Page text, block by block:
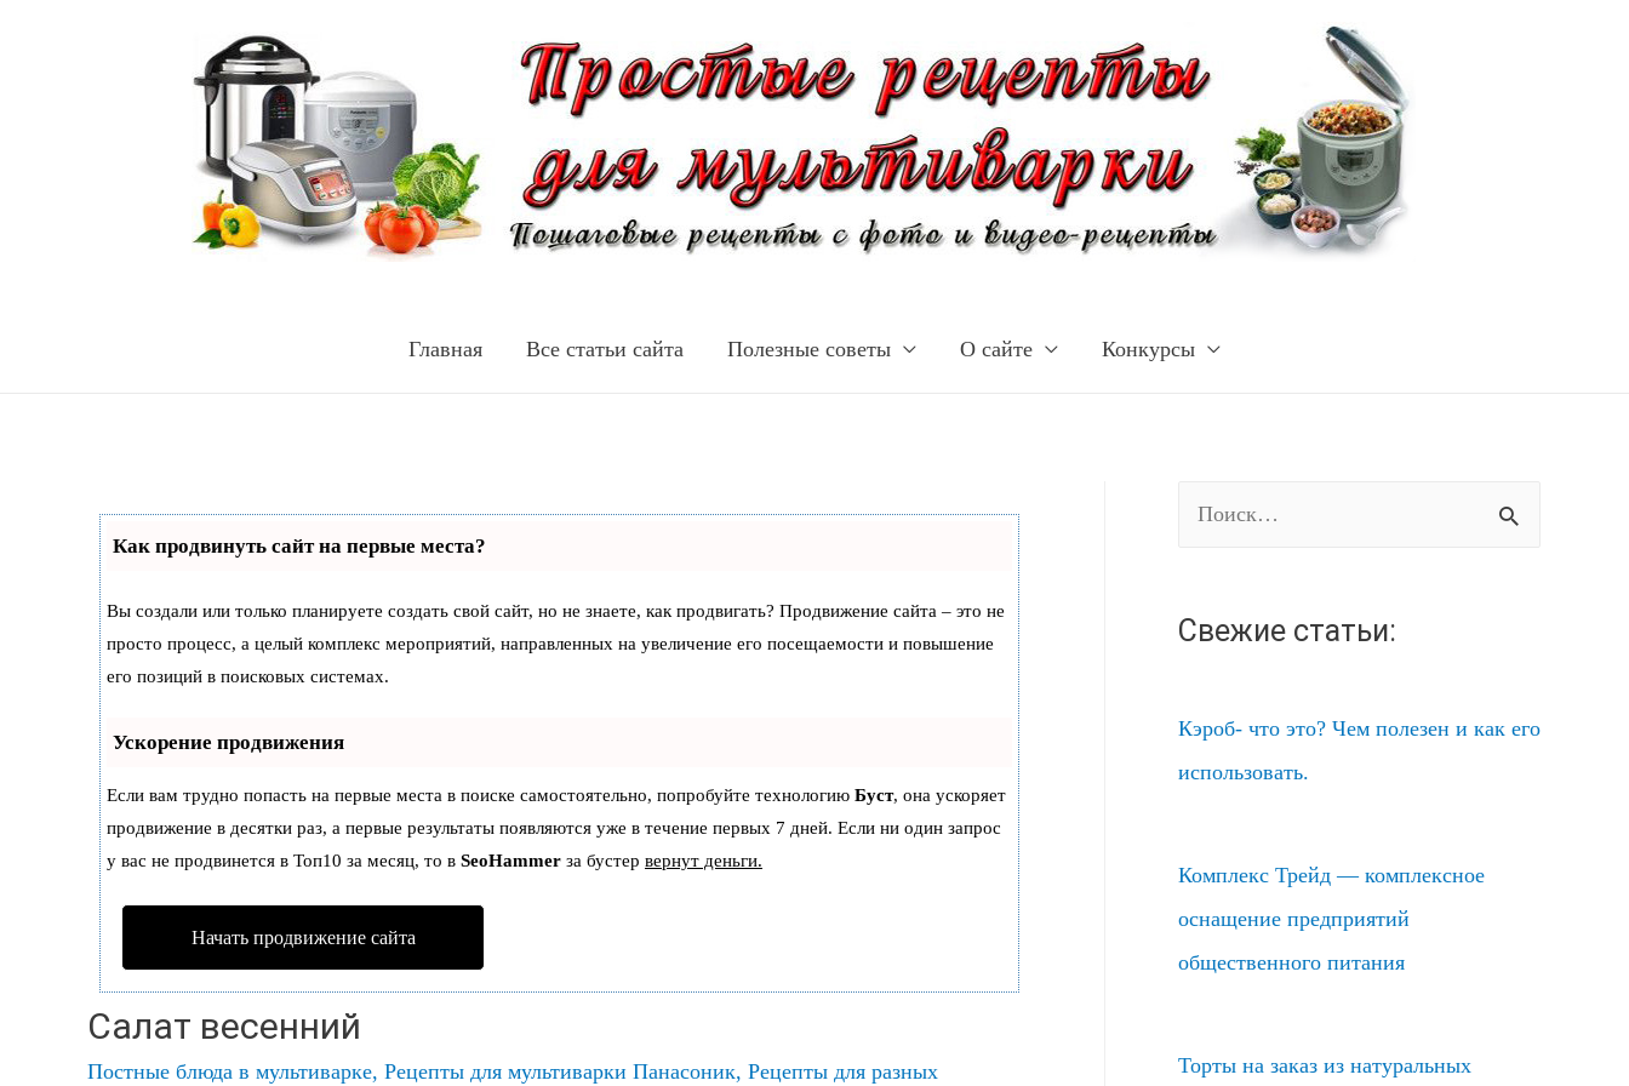
Главная Все статьи сайта Полезные советы О сайте Конкурсы
Как продвинуть сайт на первые места?
Вы создали или только планируете создать свой сайт, но не знаете, как продвигать? Продвижение сайта – это не
просто процесс, а целый комплекс мероприятий, направленных на увеличение его посещаемости и повышение
его позиций в поисковых системах.
Ускорение продвижения
Если вам трудно попасть на первые места в поиске самостоятельно, попробуйте технологию Буст, она ускоряет
продвижение в десятки раз, а первые результаты появляются уже в течение первых 7 дней. Если ни один запрос
у вас не продвинется в Топ10 за месяц, то в SeoHammer за бустер вернут деньги.
Начать продвижение сайта
Салат весенний
Постные блюда в мультиварке, Рецепты для мультиварки Панасоник, Рецепты для разных
т
:
Свежие статьи:
Кэроб- что это? Чем полезен и как его
использовать.
Комплекс Трейд — комплексное
оснащение предприятий
общественного питания
Торты на заказ из натуральных